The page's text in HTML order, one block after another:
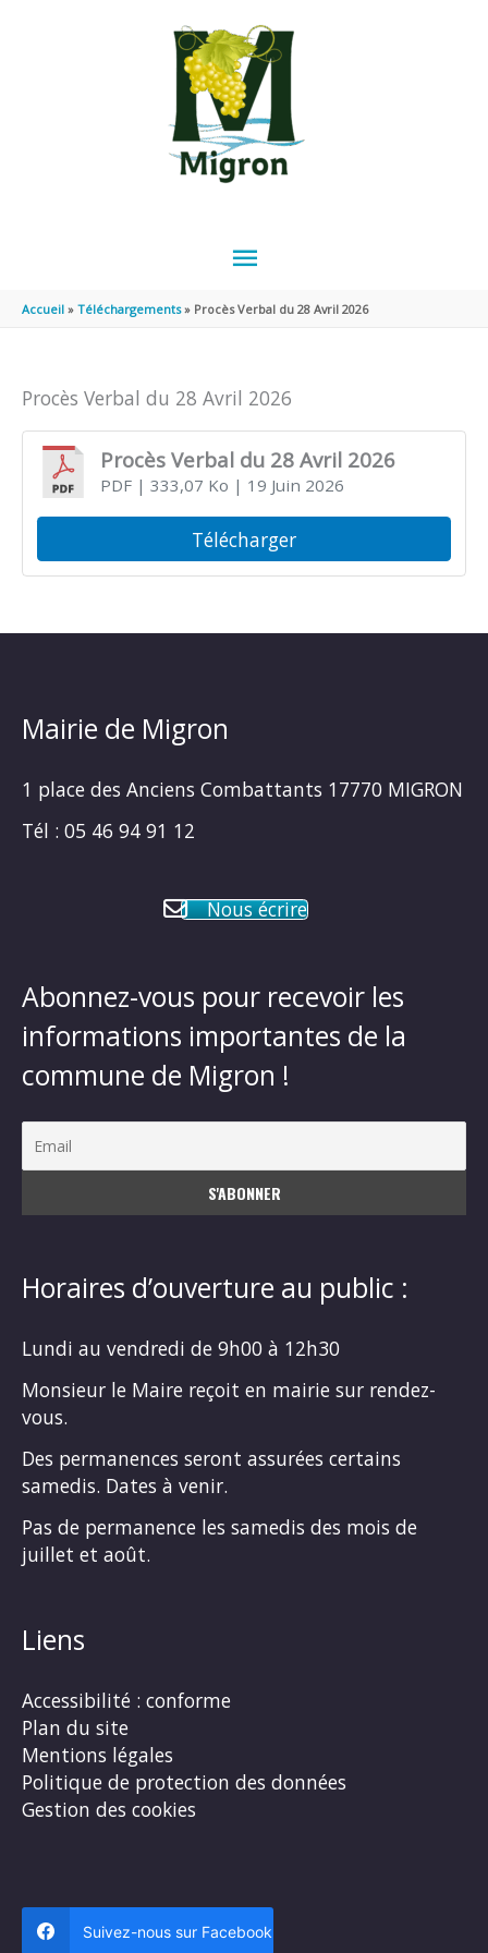
MENU
PRINCIPAL
Accueil Téléchargements Procès Verbal du 28 Avril 2026
Procès Verbal du 28 Avril 2026
Procès Verbal du 28 Avril 2026
PDF| 333,07 Ko | 19 Juin 2026
Télécharger
Mairie de Migron
1 place des Anciens Combattants 17770 MIGRON
Tél : 05 46 94 91 12
Nous écrire
Abonnez-vous pour recevoir les
informations importantes de la
commune de Migron !
Horaires d’ouverture au public :
Lundi au vendredi de 9h00 à 12h30
Monsieur le Maire reçoit en mairie sur rendez-
vous.
Des permanences seront assurées certains
samedis. Dates à venir.
Pas de permanence les samedis des mois de
juillet et août.
Liens
Accessibilité : conforme
Plan du site
Mentions légales
Politique de protection des données
Gestion des cookies
Suivez-nous sur Facebook